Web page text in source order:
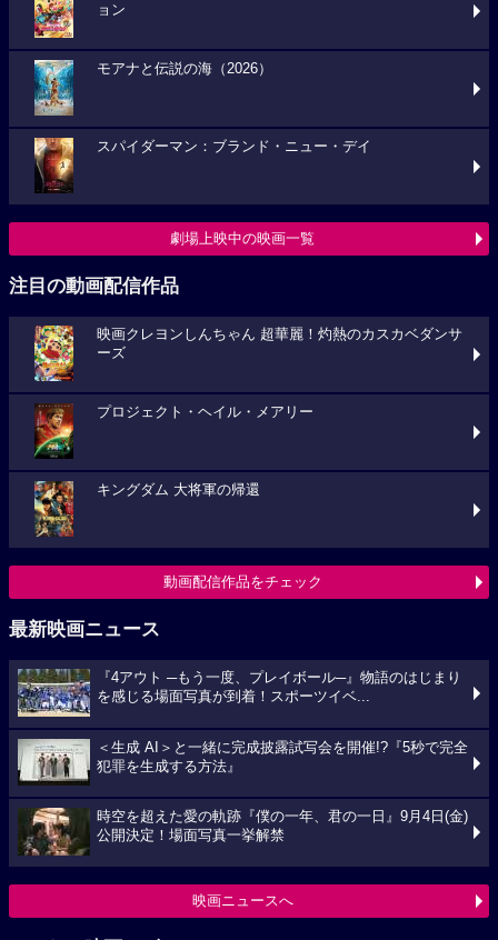
ョン
モアナと伝説の海（2026）
スパイダーマン：ブランド・ニュー・デイ
劇場上映中の映画一覧
注目の動画配信作品
映画クレヨンしんちゃん 超華麗！灼熱のカスカベダンサ
ーズ
プロジェクト・ヘイル・メアリー
キングダム 大将軍の帰還
動画配信作品をチェック
最新映画ニュース
『4アウト ─もう一度、プレイボール─』物語のはじまり
を感じる場面写真が到着！スポーツイベ...
＜生成 AI＞と一緒に完成披露試写会を開催!?『5秒で完全
犯罪を生成する方法』
時空を超えた愛の軌跡『僕の一年、君の一日』9月4日(金)
公開決定！場面写真一挙解禁
映画ニュースへ